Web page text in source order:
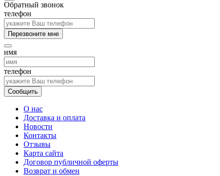
Обратный звонок
телефон
Перезвоните мне
имя
телефон
Сообщить
О нас
Доставка и оплата
Новости
Контакты
Отзывы
Карта сайта
Договор публичной оферты
Возврат и обмен